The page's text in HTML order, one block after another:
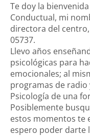
Te doy la
Conductual, mi
directora del
05737.
Llevo años
psicológicas para
emocionales; al
programas de
Psicología de una
Posiblemente
estos momentos te
espero poder darte